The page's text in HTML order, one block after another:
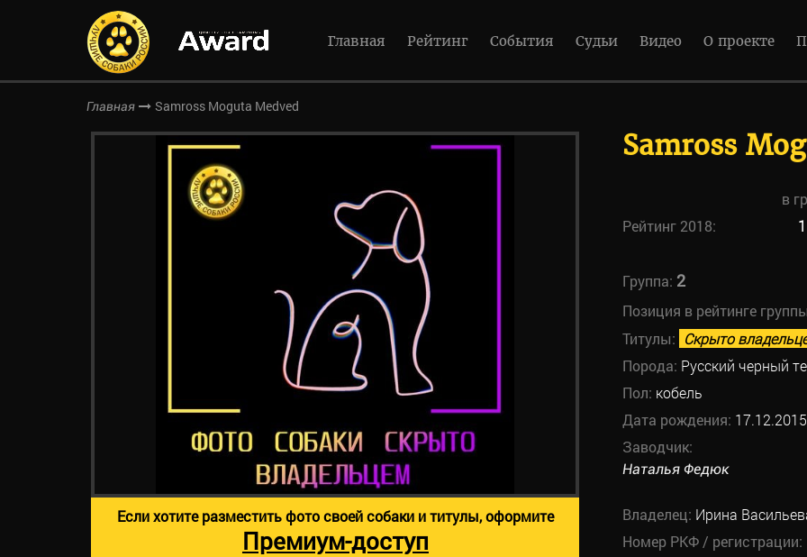
Главная Рейтинг События Судьи Видео О проекте
Главная Samross Moguta Medved
Samross
в
Рейтинг 2018:
Группа: 2
Позиция в рейтинге
Титулы: Скрыто
Порода: Русский черный
Пол: кобель
Дата рождения: 17.12.2015
Заводчик:
Наталья Федюк
Владелец: Ирина
Номер РКФ / регистрации:
Если хотите разместить фото своей собаки и титулы, оформите
Премиум-доступ